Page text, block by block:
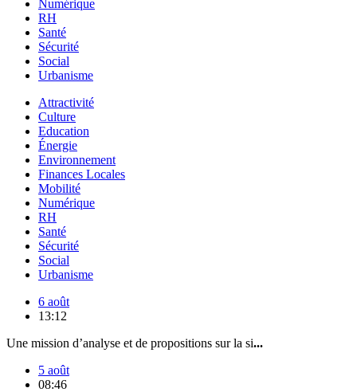
Numérique
RH
Santé
Sécurité
Social
Urbanisme
Attractivité
Culture
Education
Énergie
Environnement
Finances Locales
Mobilité
Numérique
RH
Santé
Sécurité
Social
Urbanisme
6 août
13:12
Une mission d’analyse et de propositions sur la si...
5 août
08:46